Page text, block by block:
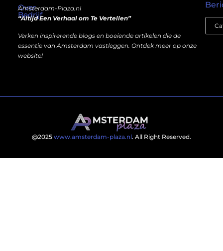
Over
Bedrijf
Amsterdam-Plaza.nl
“Altijd Een Verhaal om Te Vertellen”
Verken inspirerende blogs en boeiende artikelen die de
essentie van Amsterdam vastleggen. Ontdek meer op onze
website!
@2025 www.amsterdam-plaza.nl. All Right Reserved.